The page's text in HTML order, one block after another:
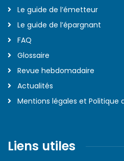
Le guide de l’émetteur
Le guide de l’épargnant
FAQ
Glossaire
Revue hebdomadaire
Actualités
Mentions légales et Politique
Liens utiles